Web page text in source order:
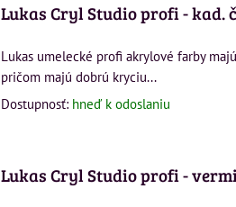
Lukas Cryl Studio profi - kad.
Lukas umelecké profi akrylové farby
pričom majú dobrú kryciu...
Dostupnosť: hneď k odoslaniu
Lukas Cryl Studio profi -